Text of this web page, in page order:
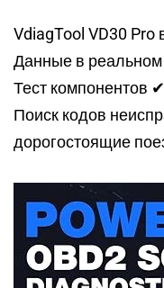
VdiagTool VD30
Данные в
Тест компонентов
Поиск кодов
дорогостоящие